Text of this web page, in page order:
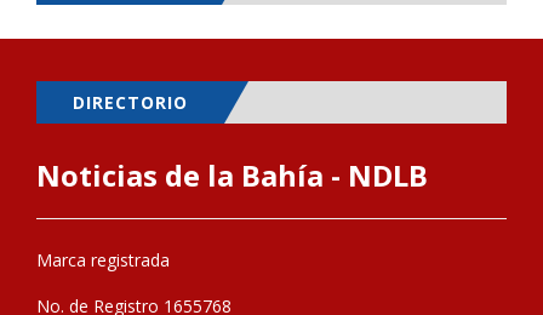
DIRECTORIO
Noticias de la Bahía - NDLB
Marca registrada
No. de Registro 1655768